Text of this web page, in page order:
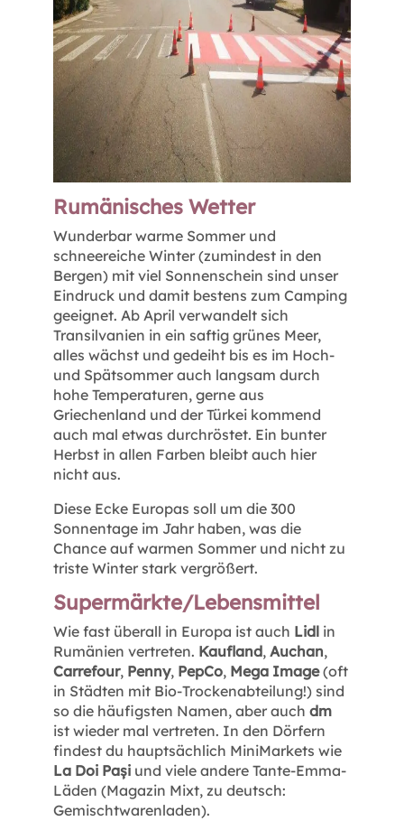
Rumänisches Wetter
Wunderbar warme Sommer und
schneereiche Winter (zumindest in den
Bergen) mit viel Sonnenschein sind unser
Eindruck und damit bestens zum Camping
geeignet. Ab April verwandelt sich
Transilvanien in ein saftig grünes Meer,
alles wächst und gedeiht bis es im Hoch-
und Spätsommer auch langsam durch
hohe Temperaturen, gerne aus
Griechenland und der Türkei kommend
auch mal etwas durchröstet. Ein bunter
Herbst in allen Farben bleibt auch hier
nicht aus.
Diese Ecke Europas soll um die 300
Sonnentage im Jahr haben, was die
Chance auf warmen Sommer und nicht zu
triste Winter stark vergrößert.
Supermärkte/Lebensmittel
Wie fast überall in Europa ist auch Lidl in
Rumänien vertreten. Kaufland,Auchan,
Carrefour, Penny, PepCo, Mega Image(oft
in Städten mit Bio-Trockenabteilung!) sind
so die häufigsten Namen, aber auchdm
ist wieder mal vertreten. In den Dörfern
findest du hauptsächlich MiniMarkets wie
La Doi Pași und viele andere Tante-Emma-
Läden (Magazin Mixt, zu deutsch:
Gemischtwarenladen).